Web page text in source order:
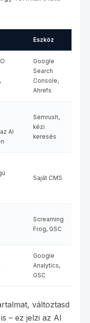
Eszköz
Google
Search
Console,
Ahrefs
AI
Semrush,
kézi
keresés
Saját CMS
Screaming
Frog, GSC
Google
Analytics,
GSC
változtasd
– ez jelzi az AI